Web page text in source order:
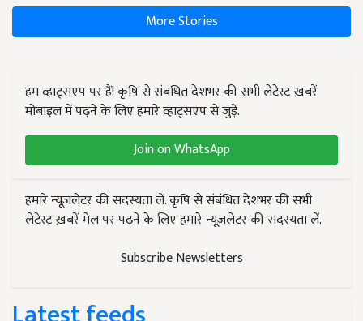
More Stories
हम व्हाट्सएप पर हैं! कृषि से संबंधित देशभर की सभी लेटेस्ट ख़बरें
मोबाइल में पढ़ने के लिए हमारे व्हाट्सएप से जुड़ें.
Join on WhatsApp
हमारे न्यूज़लेटर की सदस्यता लें. कृषि से संबंधित देशभर की सभी
लेटेस्ट ख़बरें मेल पर पढ़ने के लिए हमारे न्यूज़लेटर की सदस्यता लें.
Subscribe Newsletters